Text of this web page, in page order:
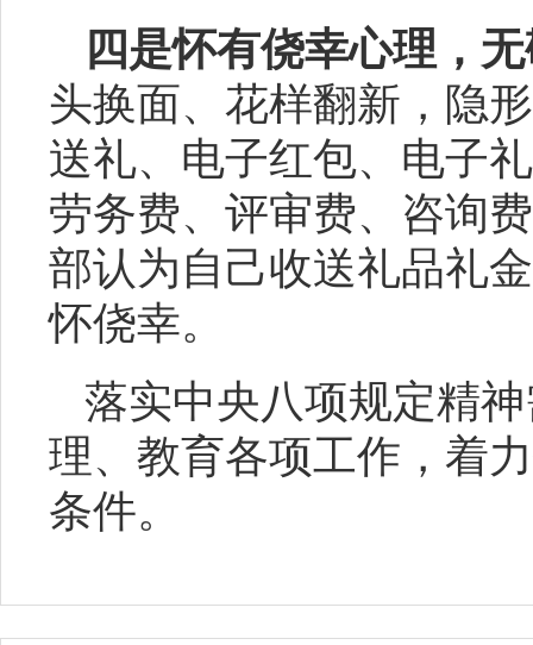
四是怀有侥幸心理，
头换面、花样翻新，隐
送礼、电子红包、电子
劳务费、评审费、咨询
部认为自己收送礼品礼
怀侥幸。
落实中央八项规定精
理、教育各项工作，着
条件。